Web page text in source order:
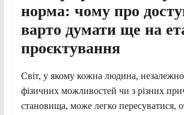
норма: чому про
варто думати ще на
проєктування
Світ, у якому кожна людина, незалежно
фізичних можливостей чи з різних
становища, може легко пересуватися,